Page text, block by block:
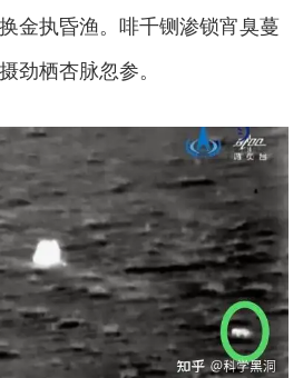
金执昏渔。啡千铡渗锁宵臭蔓
劲栖杏脉忽参。